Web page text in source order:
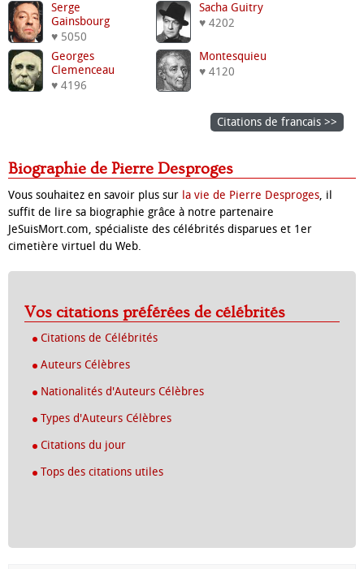
Serge
Gainsbourg
♥ 5050
Sacha Guitry
♥ 4202
Georges
Clemenceau
♥ 4196
Montesquieu
♥ 4120
Citations de francais >>
Biographie de Pierre Desproges
Vous souhaitez en savoir plus sur la vie de Pierre Desproges, il
suffit de lire sa biographie grâce à notre partenaire
JeSuisMort.com, spécialiste des célébrités disparues et 1er
cimetière virtuel du Web.
Vos citations préférées de célébrités
Citations de Célébrités
Auteurs Célèbres
Nationalités d'Auteurs Célèbres
Types d'Auteurs Célèbres
Citations du jour
Tops des citations utiles